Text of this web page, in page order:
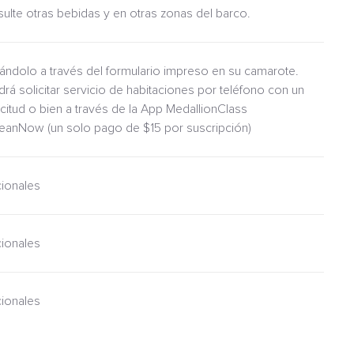
otras bebidas y en otras zonas del barco.
a través del formulario impreso en su camarote.
solicitar servicio de habitaciones por teléfono con un
o bien a través de la App MedallionClass
(un solo pago de $15 por suscripción)